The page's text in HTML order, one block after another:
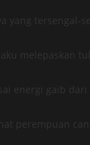
melepaskan
gaib
perempuan